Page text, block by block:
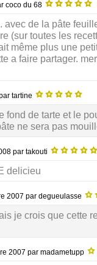
coco du 68
de la pâte
(sur toutes les
même plus une
a faire partager.
tartine
fond de tarte et le
ne sera pas
par takouti
delicieu
2007 par degueulasse
je crois que cette
2007 par madametupp